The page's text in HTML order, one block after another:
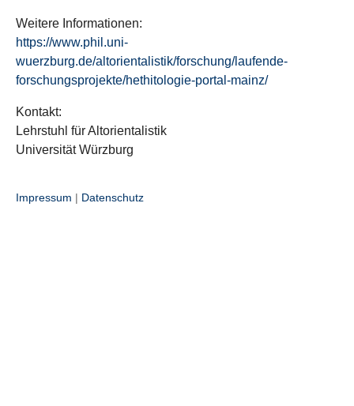
Weitere Informationen:
https://www.phil.uni-
wuerzburg.de/altorientalistik/forschung/laufende-
forschungsprojekte/hethitologie-portal-mainz/
Kontakt:
Lehrstuhl für Altorientalistik
Universität Würzburg
Impressum | Datenschutz